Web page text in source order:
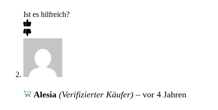
Ist es hilfreich?
Alesia (Verifizierter Käufer) – vor 4 Jahren